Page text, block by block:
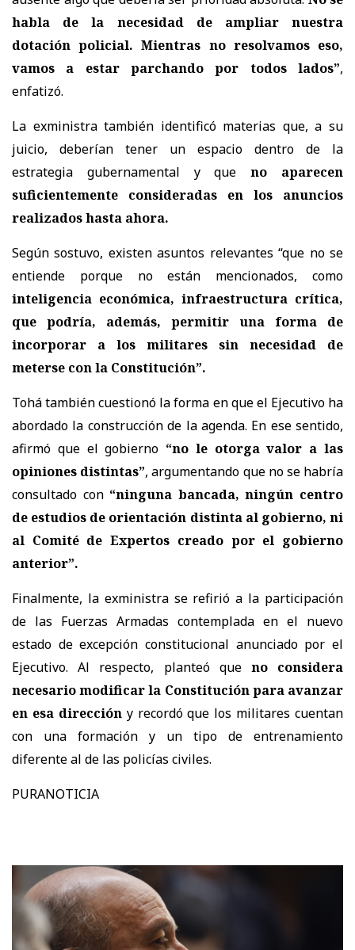
habla de la necesidad de ampliar nuestra
dotación policial. Mientras no resolvamos eso,
vamos a estar parchando por todos lados”,
enfatizó.
La exministra también identificó materias que, a su
juicio, deberían tener un espacio dentro de la
estrategia gubernamental y queno aparecen
suficientemente consideradas en los anuncios
realizados hasta ahora.
Según sostuvo, existen asuntos relevantes “que no se
entiende porque no están mencionados, como
inteligencia económica, infraestructura crítica,
que podría, además, permitir una forma de
incorporar a los militares sin necesidad de
meterse con la Constitución”.
Tohá también cuestionó la forma en que el Ejecutivo ha
abordado la construcción de la agenda. En ese sentido,
afirmó que el gobierno “no le otorga valor a las
opiniones distintas”, argumentando que no se habría
consultado con “ninguna bancada, ningún centro
de estudios de orientación distinta al gobierno, ni
al Comité de Expertos creado por el gobierno
anterior”.
Finalmente, la exministra se refirió a la participación
de las Fuerzas Armadas contemplada en el nuevo
estado de excepción constitucional anunciado por el
Ejecutivo. Al respecto, planteó que no considera
necesario modificar la Constitución para avanzar
en esa direccióny recordó que los militares cuentan
con una formación y un tipo de entrenamiento
diferente al de las policías civiles.
PURANOTICIA